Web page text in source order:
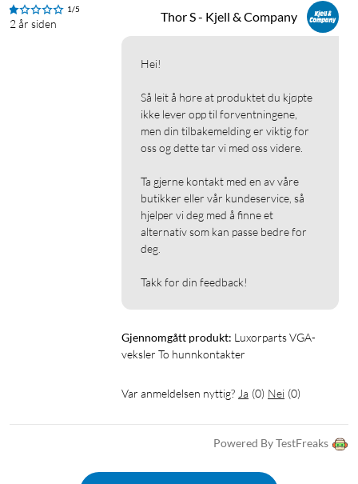
1/5
2 år siden Thor S - Kjell & Company
Hei!
Så leit å høre at produktet du kjøpte
ikke lever opp til forventningene,
men din tilbakemelding er viktig for
oss og dette tar vi med oss videre.
Ta gjerne kontakt med en av våre
butikker eller vår kundeservice, så
hjelper vi deg med å finne et
alternativ som kan passe bedre for
deg.
Takk for din feedback!
Gjennomgått produkt: Luxorparts VGA-
veksler To hunnkontakter
Var anmeldelsen nyttig? Ja (0) Nei (0)
Powered By TestFreaks